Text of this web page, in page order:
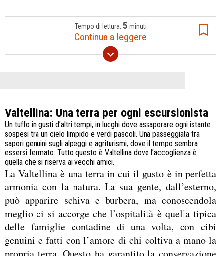
Tempo di lettura: 5 minuti
Continua a leggere
Valtellina: Una terra per ogni escursionista
Un tuffo in gusti d’altri tempi, in luoghi dove assaporare ogni istante
sospesi tra un cielo limpido e verdi pascoli. Una passeggiata tra
sapori genuini sugli alpeggi e agriturismi, dove il tempo sembra
essersi fermato. Tutto questo è Valtellina dove l’accoglienza è
quella che si riserva ai vecchi amici.
La Valtellina è una terra in cui il gusto è in perfetta
armonia con la natura. La sua gente, dall’esterno,
può apparire schiva e burbera, ma conoscendola
meglio ci si accorge che l’ospitalità è quella tipica
delle famiglie contadine di una volta, con cibi
genuini e fatti con l’amore di chi coltiva a mano la
propria terra. Questo ha garantito la conservazione